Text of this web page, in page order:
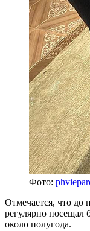
Фото:
Отмечается, что до
регулярно посещал
около полугода.